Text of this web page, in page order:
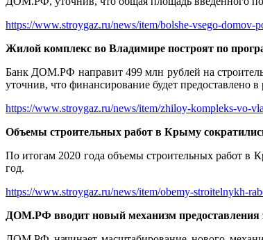
https://www.stroygaz.ru/news/item/bolshe-vsego-
Жилой комплекс во Владимире построят по
Банк ДОМ.РФ направит 499 млн рублей на
уточнив, что финансирование будет
https://www.stroygaz.ru/news/item/zhiloy-kompleks-vo-
Объемы строительных работ в Крыму
По итогам 2020 года объемы строительных работ в
год.
https://www.stroygaz.ru/news/item/obemy-stroitelnykh-
ДОМ.РФ вводит новый механизм предоставления